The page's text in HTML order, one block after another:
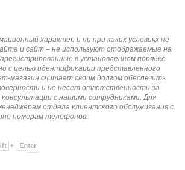
характер и ни при каких условиях не
и сайт – не используют отображаемые на
в установленном порядке
с целью идентификации представленного
магазин считает своим долгом обеспечить
и не несет ответственности за
с нашими сотрудниками. Для
отдела клиентского обслуживания с
номерам телефонов.